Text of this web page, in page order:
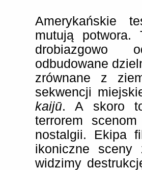
Amerykańskie
mutują potwora.
drobiazgowo
odbudowane
zrównane z
sekwencji
kaijū. A skoro
terrorem
nostalgii. Ekipa
ikoniczne sceny
widzimy